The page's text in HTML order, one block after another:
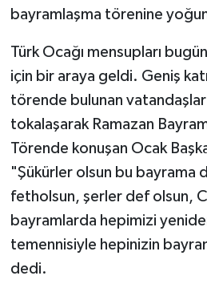
bayramlaşma törenine
Türk Ocağı mensupları
için bir araya geldi. Geniş
törende bulunan
tokalaşarak Ramazan
Törende konuşan Ocak
"Şükürler olsun bu bayrama
fetholsun, şerler def olsun,
bayramlarda hepimizi
temennisiyle hepinizin
dedi.